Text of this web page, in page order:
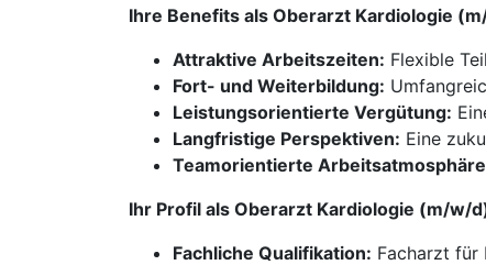
Ihre Benefits als Oberarzt Kardiologie
Attraktive Arbeitszeiten: Flexible
Fort- und Weiterbildung:
Leistungsorientierte Vergütung:
Langfristige Perspektiven: Eine
Teamorientierte
Ihr Profil als Oberarzt Kardiologie (m/w/
Fachliche Qualifikation: Facharzt für